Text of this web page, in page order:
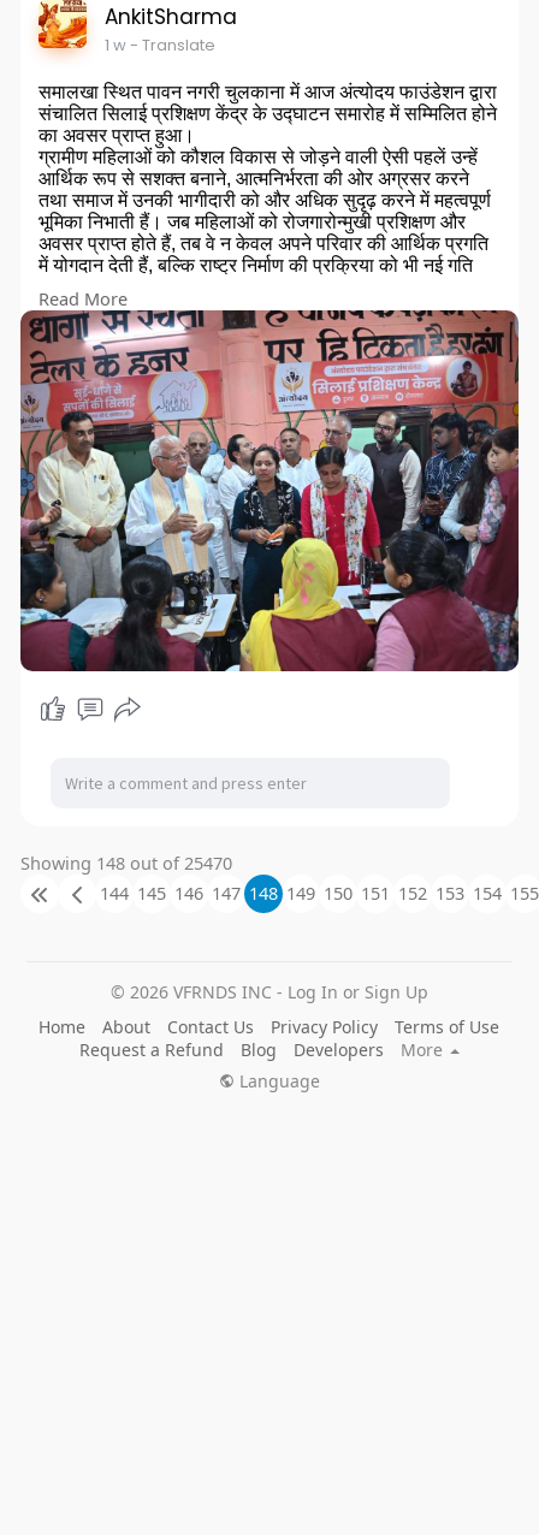
AnkitSharma
1 w- Translate
समालखा स्थित पावन नगरी चुलकाना में आज अंत्योदय फाउंडेशन द्वारा
संचालित सिलाई प्रशिक्षण केंद्र के उद्घाटन समारोह में सम्मिलित होने
का अवसर प्राप्त हुआ।
ग्रामीण महिलाओं को कौशल विकास से जोड़ने वाली ऐसी पहलें उन्हें
आर्थिक रूप से सशक्त बनाने, आत्मनिर्भरता की ओर अग्रसर करने
तथा समाज में उनकी भागीदारी को और अधिक सुदृढ़ करने में महत्वपूर्ण
भूमिका निभाती हैं। जब महिलाओं को रोजगारोन्मुखी प्रशिक्षण और
अवसर प्राप्त होते हैं, तब वे न केवल अपने परिवार की आर्थिक प्रगति
में योगदान देती हैं, बल्कि राष्ट्र निर्माण की प्रक्रिया को भी नई गति
इस जनहितकारी एवं प्रेरणादायी प्रयास के लिए अंत्योदय फाउंडेशन
को हार्दिक बधाई एवं शुभकामनाएँ। मुझे विश्वास है कि यह केंद्र अनेक
महिलाओं के जीवन में सकारात्मक परिवर्तन का माध्यम बनेगा।
Read More
Showing 148 out of 25470
144 145 146 147 148 149 150 151 152 153 154 155
© 2026 VFRNDS INC - Log In or Sign Up
Home
About Contact Us Privacy Policy
Terms of Use
Request a Refund
Blog Developers
More
Language